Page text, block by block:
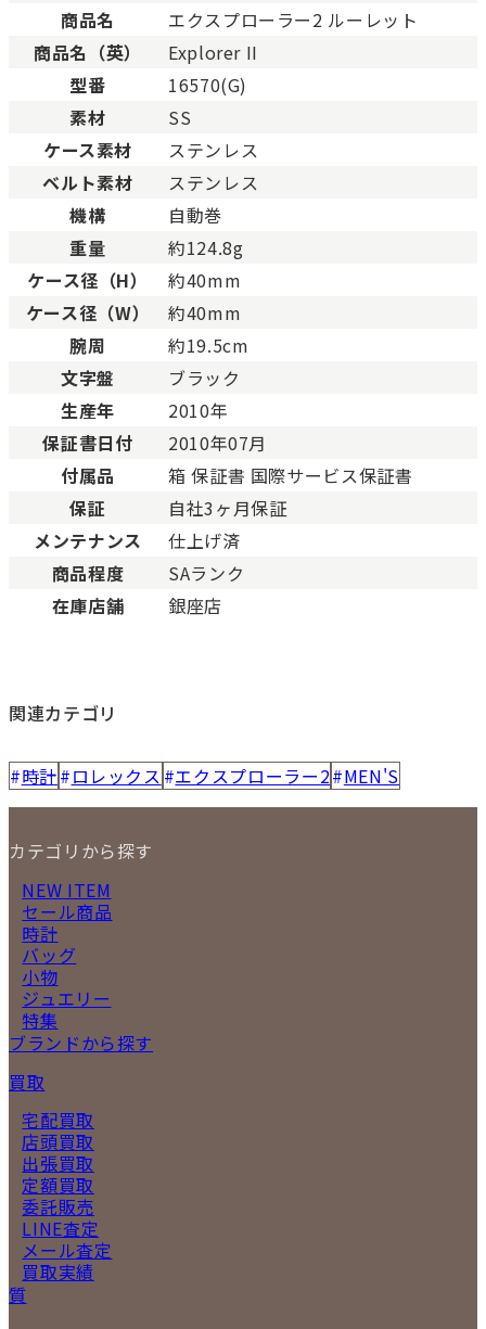
SAランク
未使用同様品。数回使用
Aランク
ABランク
Bランク
BCランク
Cランク
商品名
エクスプローラー2 ルーレット
商品名（英）
Explorer II
型番
16570(G)
素材
SS
ケース素材
ステンレス
ベルト素材
ステンレス
機構
自動巻
重量
約124.8g
ケース径（H）
約40mm
ケース径（W）
約40mm
腕周
約19.5cm
文字盤
ブラック
生産年
2010年
保証書日付
2010年07月
付属品
箱 保証書 国際サービス保証書
保証
自社3ヶ月保証
メンテナンス
仕上げ済
商品程度
SAランク
在庫店舗
銀座店
関連カテゴリ
時計 ロレックス エクスプローラー2 MEN'S
カテゴリから探す
NEW ITEM
セール商品
時計
バッグ
小物
ジュエリー
特集
ブランドから探す
買取
宅配買取
店頭買取
出張買取
定額買取
委託販売
LINE査定
メール査定
買取実績
質